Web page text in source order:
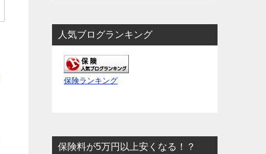
人気ブログランキング
保険ランキング
保険料が5万円以上安くなる！？